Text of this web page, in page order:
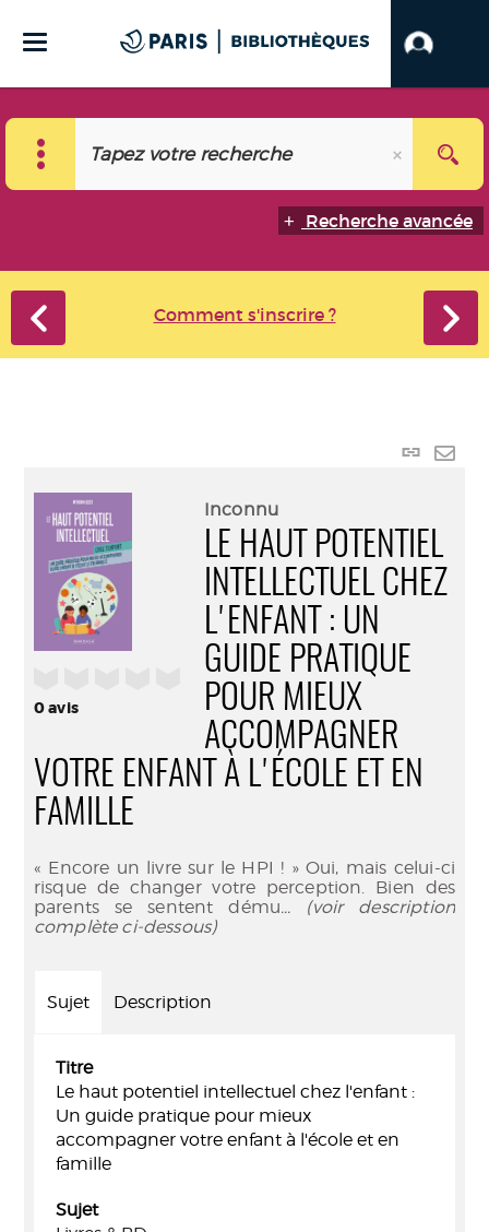
Recherche avancée
Comment s'inscrire ?
Lien
0avis
Inconnu
LE HAUT POTENTIEL
INTELLECTUEL CHEZ
L'ENFANT : UN
GUIDE PRATIQUE
POUR MIEUX
ACCOMPAGNER
VOTRE ENFANT À L'ÉCOLE ET EN
FAMILLE
« Encore un livre sur le HPI ! » Oui, mais celui-ci
risque de changer votre perception. Bien des
parents se sentent dému... (voir description
complète ci-dessous)
Sujet Description
Titre
Le haut potentiel intellectuel chez l'enfant :
Un guide pratique pour mieux
accompagner votre enfant à l'école et en
famille
Sujet